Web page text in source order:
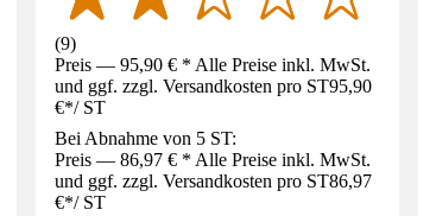
(9)
Preis — 95,90 € * Alle Preise inkl. MwSt.
und ggf. zzgl. Versandkosten pro ST95,90
€*/ ST
Bei Abnahme von 5 ST:
Preis — 86,97 € * Alle Preise inkl. MwSt.
und ggf. zzgl. Versandkosten pro ST86,97
€*/ ST